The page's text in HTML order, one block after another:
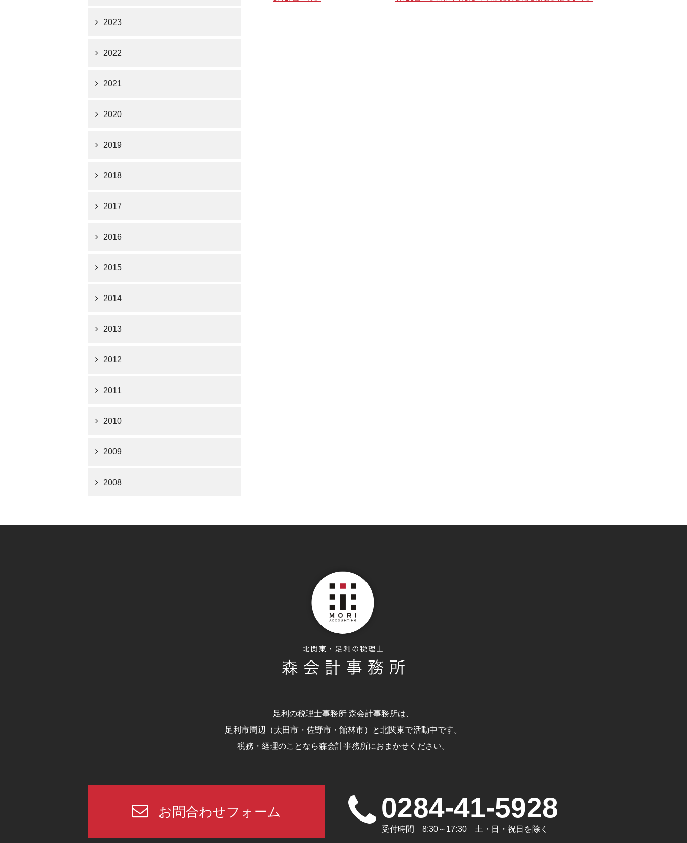
2023
2022
2021
2020
2019
2018
2017
2016
2015
2014
2013
2012
2011
2010
2009
2008
足利の税理士事務所 森会計事務所は、
足利市周辺（太田市・佐野市・館林市）と北関東で活動中です。
税務・経理のことなら森会計事務所におまかせください。
お問合わせフォーム 0284-41-5928
受付時間 8:30～17:30 土・日・祝日を除く